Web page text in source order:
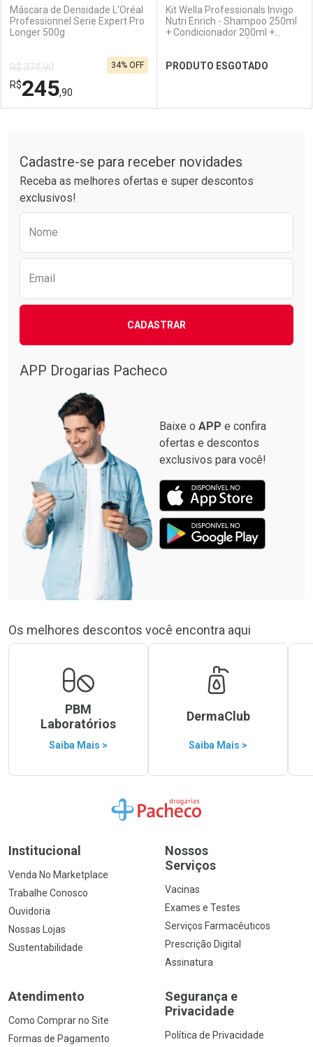
Ativar Desconto
Comprar sem Desconto
Por R$ 56,90/cada
Comprar sem Desconto
Por R$ 56,90/cada
Ativar Desconto
Máscara de Densidade L'Oréal
Professionnel Serie Expert Pro
Longer 500g
R$ 374,90
R$245,90
34% OFF
Laboratório
Comprar sem Desconto
Por Menos
Comprar sem Desconto
Por R$ 245,90/cada
Kit Wella Professionals Invigo
Nutri Enrich - Shampoo 250ml
+ Condicionador 200ml +
PRODUTO ESGOTADO
Laboratório
Por Menos
Cadastre-se para receber novidades
Receba as melhores ofertas e super descontos
exclusivos!
Nome
Email
CADASTRAR
APP Drogarias Pacheco
Baixe o APP e confira
ofertas e descontos
exclusivos para você!
Os melhores descontos você encontra aqui
PBM
Laboratórios
Saiba Mais >
DermaClub
Saiba Mais >
Ir para a Home
Institucional
Venda No Marketplace
Trabalhe Conosco
Ouvidoria
Nossas Lojas
Sustentabilidade
Nossos
Serviços
Vacinas
Exames e Testes
Serviços Farmacêuticos
Prescrição Digital
Assinatura
Atendimento
Como Comprar no Site
Formas de Pagamento
Segurança e
Privacidade
Política de Privacidade